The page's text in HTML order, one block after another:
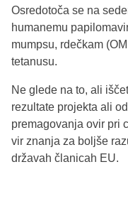
Osredotoča se na
humanemu
mumpsu, rdečkam
tetanusu.
Ne glede na to, ali
rezultate projekta ali
premagovanja ovir pri
vir znanja za boljše
državah članicah EU.